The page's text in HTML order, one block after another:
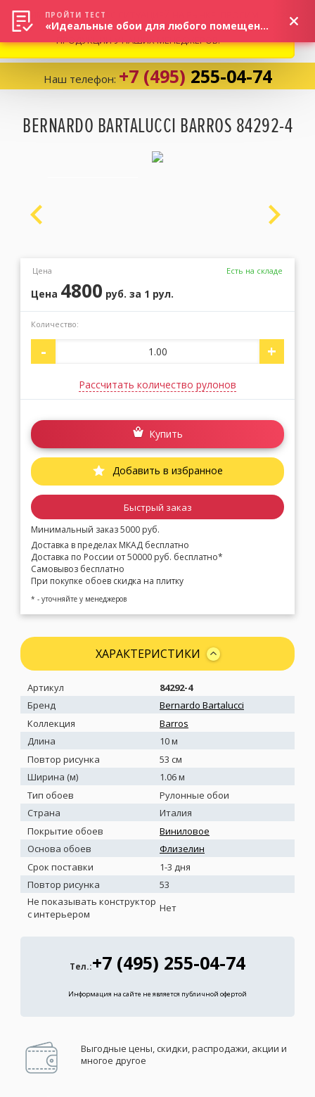
Корзина:0
Личный кабинет
(сменить город)
Заказать обратный звонок
Наш телефон: +7 (495) 255-04-74
BERNARDO BARTALUCCI BARROS 84292-4
Цена Есть на складе
Цена 4800 руб. за 1 рул.
Количество:
- +
Рассчитать количество рулонов
Купить
Добавить в избранное
Быстрый заказ
Минимальный заказ 5000 руб.
Доставка в пределах МКАД бесплатно
Доставка по России от 50000 руб. бесплатно*
Самовывоз бесплатно
При покупке обоев скидка на плитку
* - уточняйте у менеджеров
ХАРАКТЕРИСТИКИ
Артикул
84292-4
Бренд
Bernardo Bartalucci
Коллекция
Barros
Длина
10 м
Повтор рисунка
53 см
Ширина (м)
1.06 м
Тип обоев
Рулонные обои
Страна
Италия
Покрытие обоев
Виниловое
Основа обоев
Флизелин
Срок поставки
1-3 дня
Повтор рисунка
53
Не показывать конструктор
с интерьером
Нет
Тел.:+7 (495) 255-04-74
Информация на сайте не является публичной офертой
Выгодные цены, скидки, распродажи, акции и
многое другое
ВНИМАНИЕ! В СВЯЗИ С СИТУАЦИЕЙ НА РЫНКЕ, ПРОСИМ
УТОЧНЯТЬ АКТУАЛЬНУЮ СТОИМОСТЬ И НАЛИЧИЕ
ПРОДУКЦИИ У НАШИХ МЕНЕДЖЕРОВ.
ПРОЙТИ ТЕСТ
«Идеальные обои для любого помещения!»